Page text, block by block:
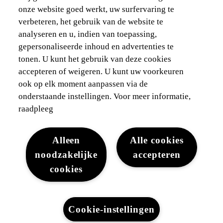
Voor vlootbeheerders
Waarborgen & financieringen
Ontdek Lexus
Wettelijke vermelding
JuridischCookiesWLTP Gegevensbescherming
Lexus-België © 2026
onze website goed werkt, uw surfervaring te
verbeteren, het gebruik van de website te
analyseren en u, indien van toepassing,
gepersonaliseerde inhoud en advertenties te
tonen. U kunt het gebruik van deze cookies
accepteren of weigeren. U kunt uw voorkeuren
ook op elk moment aanpassen via de
onderstaande instellingen. Voor meer informatie,
raadpleeg
Alle cookies
accepteren
Alleen
noodzakelijke
cookies
Cookie-instellingen